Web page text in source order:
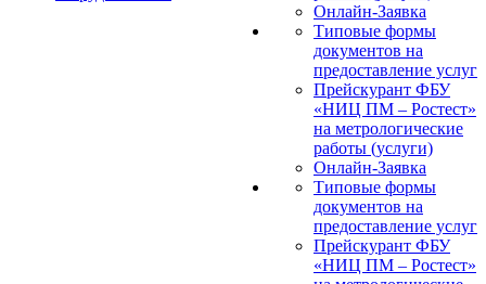
Онлайн-Заявка
Типовые формы
документов на
предоставление услуг
Прейскурант ФБУ
«НИЦ ПМ – Ростест»
на метрологические
работы (услуги)
Онлайн-Заявка
Типовые формы
документов на
предоставление услуг
Прейскурант ФБУ
«НИЦ ПМ – Ростест»